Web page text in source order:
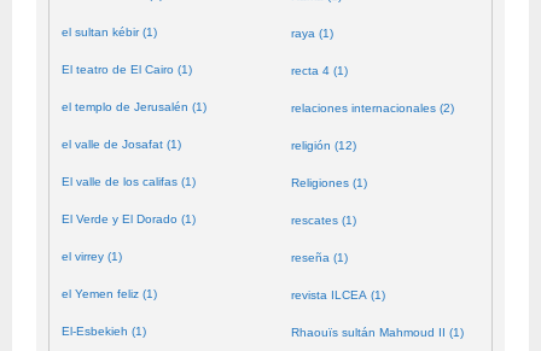
el sultan kébir (1)
El teatro de El Cairo (1)
el templo de Jerusalén (1)
el valle de Josafat (1)
El valle de los califas (1)
El Verde y El Dorado (1)
el virrey (1)
el Yemen feliz (1)
El-Esbekieh (1)
raya (1)
recta 4 (1)
relaciones internacionales (2)
religión (12)
Religiones (1)
rescates (1)
reseña (1)
revista ILCEA (1)
Rhaouïs sultán Mahmoud II (1)